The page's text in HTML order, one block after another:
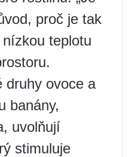
proč je tak
teplotu
druhy ovoce a
banány,
uvolňují
stimuluje